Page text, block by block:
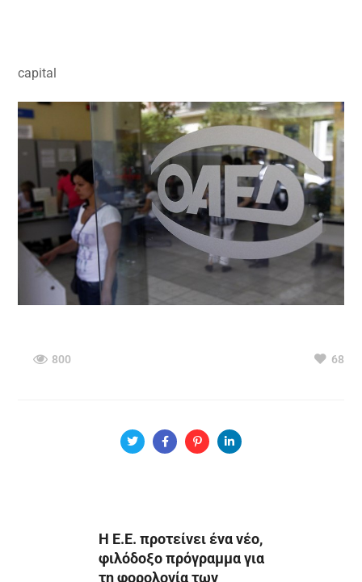
capital
800 68
Η Ε.Ε. προτείνει ένα νέο,
φιλόδοξο πρόγραμμα για
τη φορολογία των